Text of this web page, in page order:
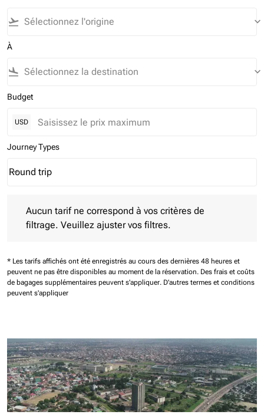
flight_takeoff keyboard_arrow_down
À
flight_land keyboard_arrow_down
Budget
USD
Journey Types
Journey Types option Round trip Selected
Round trip
keyboard_arrow_down
Aucun tarif ne correspond à vos critères de
filtrage. Veuillez ajuster vos filtres.
* Les tarifs affichés ont été enregistrés au cours des dernières 48 heures et
peuvent ne pas être disponibles au moment de la réservation. Des frais et coûts
de bagages supplémentaires peuvent s'appliquer. D'autres termes et conditions
peuvent s'appliquer